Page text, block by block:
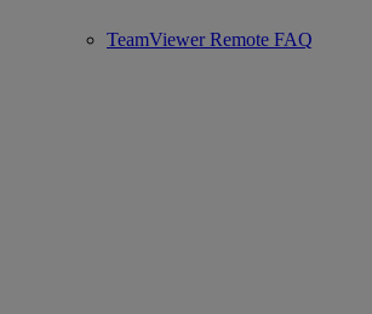
TeamViewer Remote FAQ